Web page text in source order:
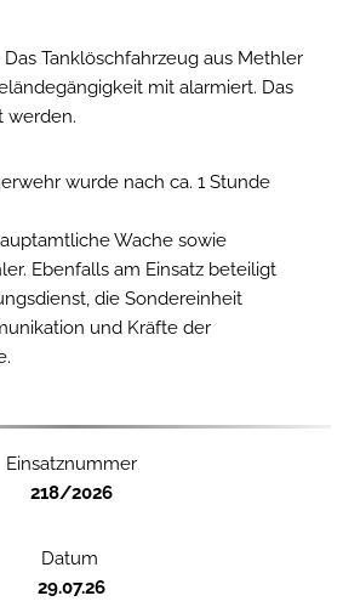
Tanklöschfahrzeug aus Methler
mit alarmiert. Das
werden.
wurde nach ca. 1 Stunde
Wache sowie
Ebenfalls am Einsatz beteiligt
die Sondereinheit
und Kräfte der
Einsatznummer
218/2026
Datum
29.07.26